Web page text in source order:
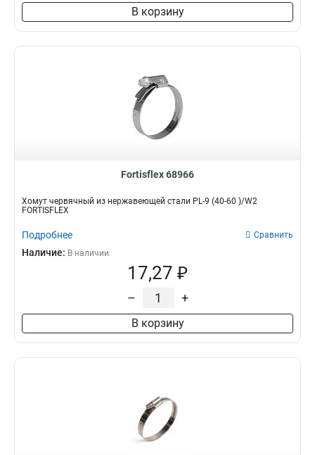
В корзину
Fortisflex 68966
Хомут червячный из нержавеющей стали PL-9 (40-60 )/W2
FORTISFLEX
Подробнее Сравнить
Наличие: В наличии
17,27 ₽
– +
В корзину